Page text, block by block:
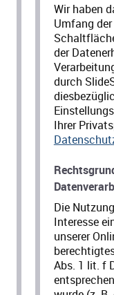
Wir haben
Umfang
der
durch
Ihrer
Die
Interesse
unserer
Abs. 1 lit. f